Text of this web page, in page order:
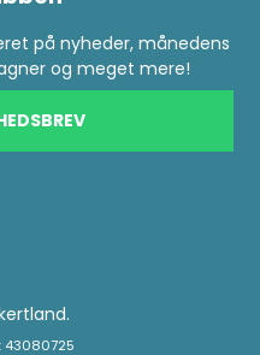
på nyheder, månedens
og meget mere!
43080725